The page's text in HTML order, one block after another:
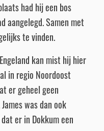
had hij een bos
aangelegd. Samen met
te vinden.
kan mist hij hier
in regio Noordoost
er geheel geen
was dan ook
er in Dokkum een